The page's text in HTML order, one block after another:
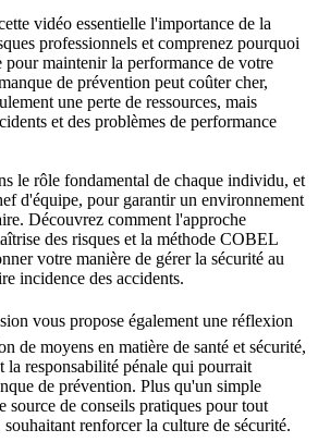
vidéo essentielle l'importance de la
professionnels et comprenez pourquoi
pour maintenir la performance de votre
de prévention peut coûter cher,
une perte de ressources, mais
et des problèmes de performance
le rôle fondamental de chaque individu, et
d'équipe, pour garantir un environnement
Découvrez comment l'approche
des risques et la méthode COBEL
votre manière de gérer la sécurité au
incidence des accidents.
vous propose également une réflexion
de moyens en matière de santé et sécurité,
la responsabilité pénale qui pourrait
de prévention. Plus qu'un simple
source de conseils pratiques pour tout
renforcer la culture de sécurité.